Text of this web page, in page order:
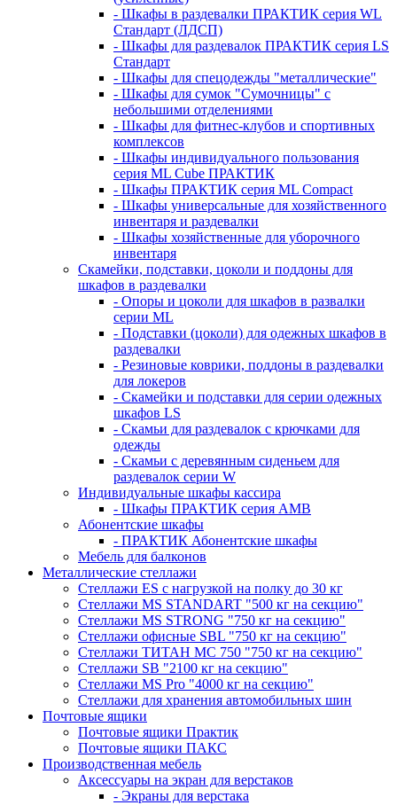
- Шкафы в раздевалки ПРАКТИК серия WL
Стандарт (ЛДСП)
- Шкафы для раздевалок ПРАКТИК серия LS
Стандарт
- Шкафы для спецодежды "металлические"
- Шкафы для сумок "Сумочницы" с
небольшими отделениями
- Шкафы для фитнес-клубов и спортивных
комплексов
- Шкафы индивидуального пользования
серия ML Cube ПРАКТИК
- Шкафы ПРАКТИК серия ML Compact
- Шкафы универсальные для хозяйственного
инвентаря и раздевалки
- Шкафы хозяйственные для уборочного
инвентаря
Скамейки, подставки, цоколи и поддоны для
шкафов в раздевалки
- Опоры и цоколи для шкафов в развалки
серии ML
- Подставки (цоколи) для одежных шкафов в
раздевалки
- Резиновые коврики, поддоны в раздевалки
для локеров
- Скамейки и подставки для серии одежных
шкафов LS
- Скамьи для раздевалок с крючками для
одежды
- Скамьи с деревянным сиденьем для
раздевалок серии W
Индивидуальные шкафы кассира
- Шкафы ПРАКТИК серия AMB
Абонентские шкафы
- ПРАКТИК Абонентские шкафы
Мебель для балконов
Металлические стеллажи
Стеллажи ES с нагрузкой на полку до 30 кг
Стеллажи MS STANDART "500 кг на секцию"
Стеллажи MS STRONG "750 кг на секцию"
Стеллажи офисные SBL "750 кг на секцию"
Стеллажи ТИТАН МС 750 "750 кг на секцию"
Стеллажи SB "2100 кг на секцию"
Стеллажи MS Pro "4000 кг на секцию"
Стеллажи для хранения автомобильных шин
Почтовые ящики
Почтовые ящики Практик
Почтовые ящики ПАКС
Производственная мебель
Аксессуары на экран для верстаков
- Экраны для верстака